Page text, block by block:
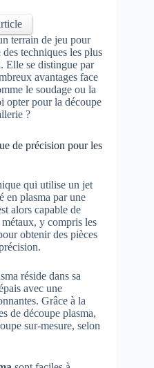
terrain de jeu pour
techniques les plus
. Elle se distingue par
avantages face
le soudage ou la
opter pour la découpe
?
de précision pour les
qui utilise un jet
en plasma par une
alors capable de
y compris les
obtenir des pièces
réside dans sa
avec une
Grâce à la
de découpe plasma,
sur-mesure, selon